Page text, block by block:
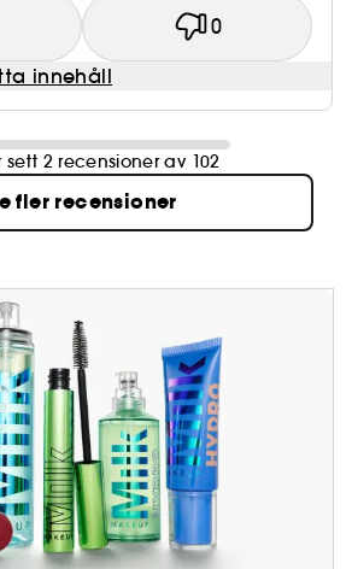
0
innehåll
sett 2 recensioner av 102
fler recensioner